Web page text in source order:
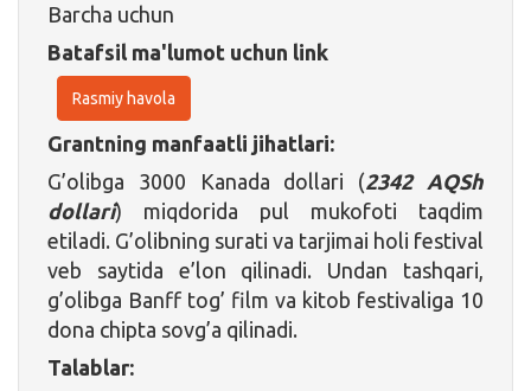
Barcha uchun
Batafsil ma'lumot uchun link
Rasmiy havola
Grantning manfaatli jihatlari:
G’olibga 3000 Kanada dollari (2342 AQSh
dollari) miqdorida pul mukofoti taqdim
etiladi. G’olibning surati va tarjimai holi festival
veb saytida e’lon qilinadi. Undan tashqari,
g’olibga Banff tog’ film va kitob festivaliga 10
dona chipta sovg’a qilinadi.
Talablar: